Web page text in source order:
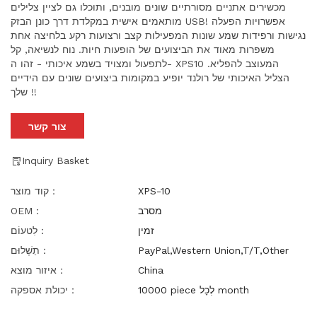
מכשירים אתניים מסורתיים שונים מובנים, ותוכלו גם לציין צלילים
מותאמים אישית במקלדת דרך כונן הבזק USB! אפשרויות הפעלה
נגישות ורפידות שמע שונות המפעילות קצב ורצועות רקע בלחיצה אחת
משפרות מאוד את הביצועים של הופעות חיות. נוח לנשיאה, קל
לתפעול ומצויד בשמע איכותי - זהו ה- XPS10 המעוצב להפליא.
הצליל האיכותי של רולנד יופיע במקומות ביצועים שונים עם הידיים
שלך !!
צור קשר
Inquiry Basket
קוד מוצר：
XPS-10
OEM：
מסרב
לִטעוֹם：
זמין
תַשְׁלוּם：
PayPal,Western Union,T/T,Other
איזור מוצא：
China
יכולת אספקה：
10000 piece לְכָל month